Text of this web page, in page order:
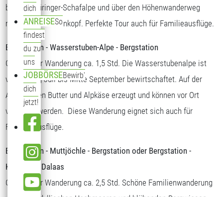
dich
ANREISESo
findest
du zu
uns
JOBBÖRSEBewirb'
dich
jetzt!
bis zur Thüringer-Schafalpe und über den Höhenwanderweg
retour zum Sonnenkopf. Perfekte Tour auch für Familieausflüge.
Bergstation - Wasserstuben-Alpe - Bergstation
Gehzeit der Wanderung ca. 1,5 Std. Die Wasserstubenalpe ist
von Anfang Juli bis Mitte September bewirtschaftet. Auf der
Alpe werden Butter und Alpkäse erzeugt und können vor Ort
verkostet werden. Diese Wanderung eignet sich auch für
Familienausflüge.
Bergstation - Muttjöchle - Bergstation oder Bergstation -
Kristberg - Dalaas
Gehzeit der Wanderung ca. 2,5 Std. Schöne Familienwanderung